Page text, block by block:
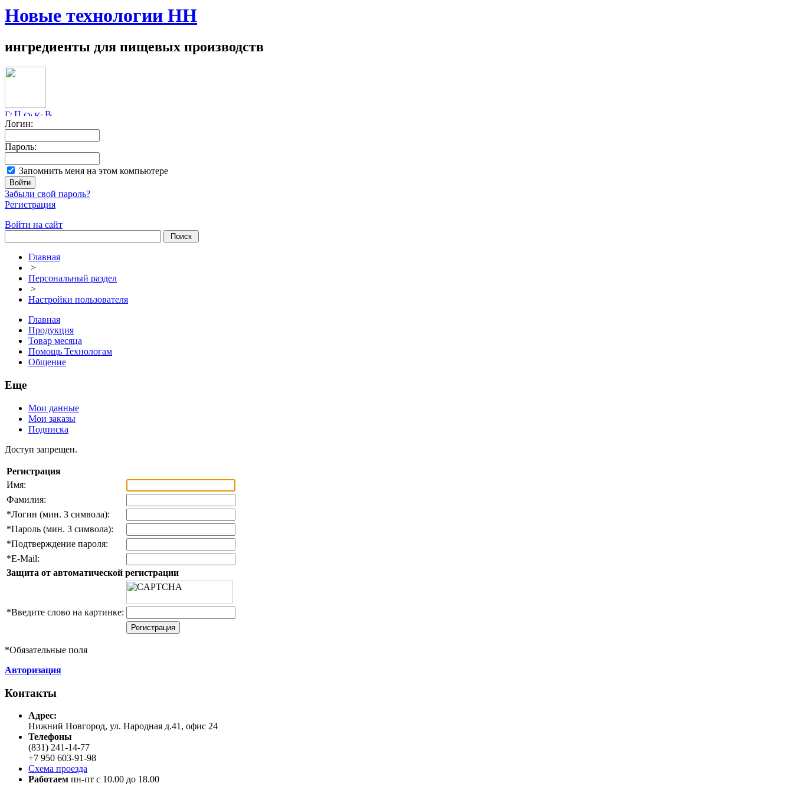
Новые технологии НН
ингредиенты для пищевых производств
Логин:
Пароль:
Запомнить меня на этом компьютере
Забыли свой пароль?
Регистрация
Войти на сайт
Главная
>
Персональный раздел
>
Настройки пользователя
Главная
Продукция
Товар месяца
Помощь Технологам
Общение
Еще
Мои данные
Мои заказы
Подписка
Доступ запрещен.
Регистрация
Имя:
Фамилия:
*Логин (мин. 3 символа):
*Пароль (мин. 3 символа):
*Подтверждение пароля:
*E-Mail:
Защита от автоматической регистрации
*Введите слово на картинке:
*Обязательные поля
Авторизация
Контакты
Адреc:
Нижний Новгород, ул. Народная д.41, офис 24
Телефоны
(831) 241-14-77
+7 950 603-91-98
Схема проезда
Работаем пн-пт с 10.00 до 18.00